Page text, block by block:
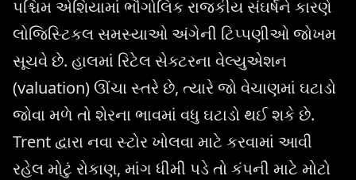
પશ્ચિમ એશિયામાં ભૌગોલિક રાજકીય સંઘર્ષને કારણે
લોજિસ્ટિકલ સમસ્યાઓ અંગેની ટિપ્પણીઓ જોખમ
સૂચવે છે. હાલમાં રિટેલ સેક્ટરના વેલ્યુએશન
(valuation) ઊંચા સ્તરે છે, ત્યારે જો વેચાણમાં ઘટાડો
જોવા મળે તો શેરના ભાવમાં વધુ ઘટાડો થઈ શકે છે.
Trent દ્વારા નવા સ્ટોર ખોલવા માટે કરવામાં આવી
રહેલ મોટું રોકાણ, માંગ ધીમી પડે તો કંપની માટે મોટો